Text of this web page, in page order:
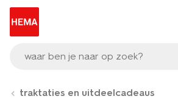
waar ben je naar op zoek?
traktaties en uitdeelcadeaus